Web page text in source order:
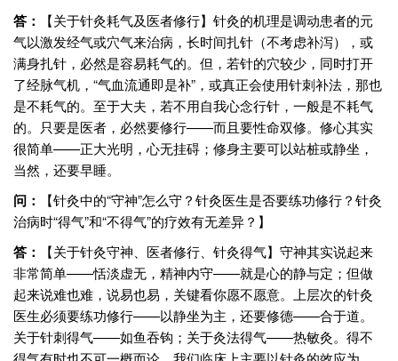
答：
【关于针灸耗气及医者修行】针灸的机理是调动患者的元
气以激发经气或穴气来治病，长时间扎针（不考虑补泻），或
满身扎针，必然是容易耗气的。但，若针的穴较少，同时打开
了经脉气机，“气血流通即是补”，或真正会使用针刺补法，那也
是不耗气的。至于大夫，若不用自我心念行针，一般是不耗气
的。只要是医者，必然要修行——而且要性命双修。修心其实
很简单——正大光明，心无挂碍；修身主要可以站桩或静坐，
当然，还要早睡。
问：
【针灸中的“守神”怎么守？针灸医生是否要练功修行？针灸
治病时“得气”和“不得气”的疗效有无差异？】
答：
【关于针灸守神、医者修行、针灸得气】守神其实说起来
非常简单——恬淡虚无，精神内守——就是心的静与定；但做
起来说难也难，说易也易，关键看你愿不愿意。上层次的针灸
医生必须要练功修行——以静坐为主，还要修德——合于道。
关于针刺得气——如鱼吞钩；关于灸法得气——热敏灸。得不